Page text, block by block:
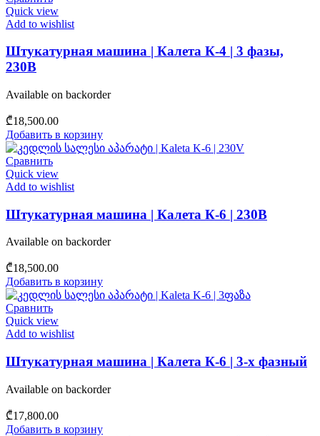
Quick view
Add to wishlist
Штукатурная машина | Калета К-4 | 3 фазы,
230В
Available on backorder
₾18,500.00
Добавить в корзину
Сравнить
Quick view
Add to wishlist
Штукатурная машина | Калета К-6 | 230В
Available on backorder
₾18,500.00
Добавить в корзину
Сравнить
Quick view
Add to wishlist
Штукатурная машина | Калета К-6 | 3-х фазный
Available on backorder
₾17,800.00
Добавить в корзину